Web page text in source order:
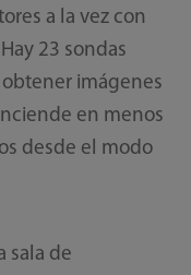
a la vez con
23 sondas
imágenes
en menos
desde el modo
sala de